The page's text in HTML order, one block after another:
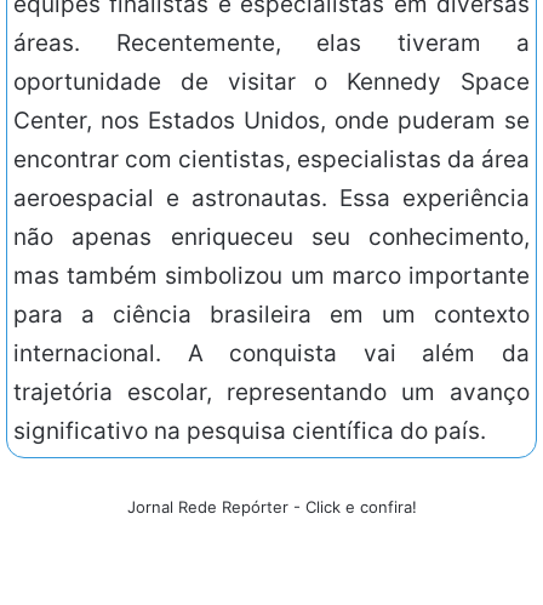
áreas. Recentemente, elas tiveram a
oportunidade de visitar o Kennedy Space
Center, nos Estados Unidos, onde puderam se
encontrar com cientistas, especialistas da área
aeroespacial e astronautas. Essa experiência
não apenas enriqueceu seu conhecimento,
mas também simbolizou um marco importante
para a ciência brasileira em um contexto
internacional. A conquista vai além da
trajetória escolar, representando um avanço
significativo na pesquisa científica do país.
Jornal Rede Repórter - Click e confira!